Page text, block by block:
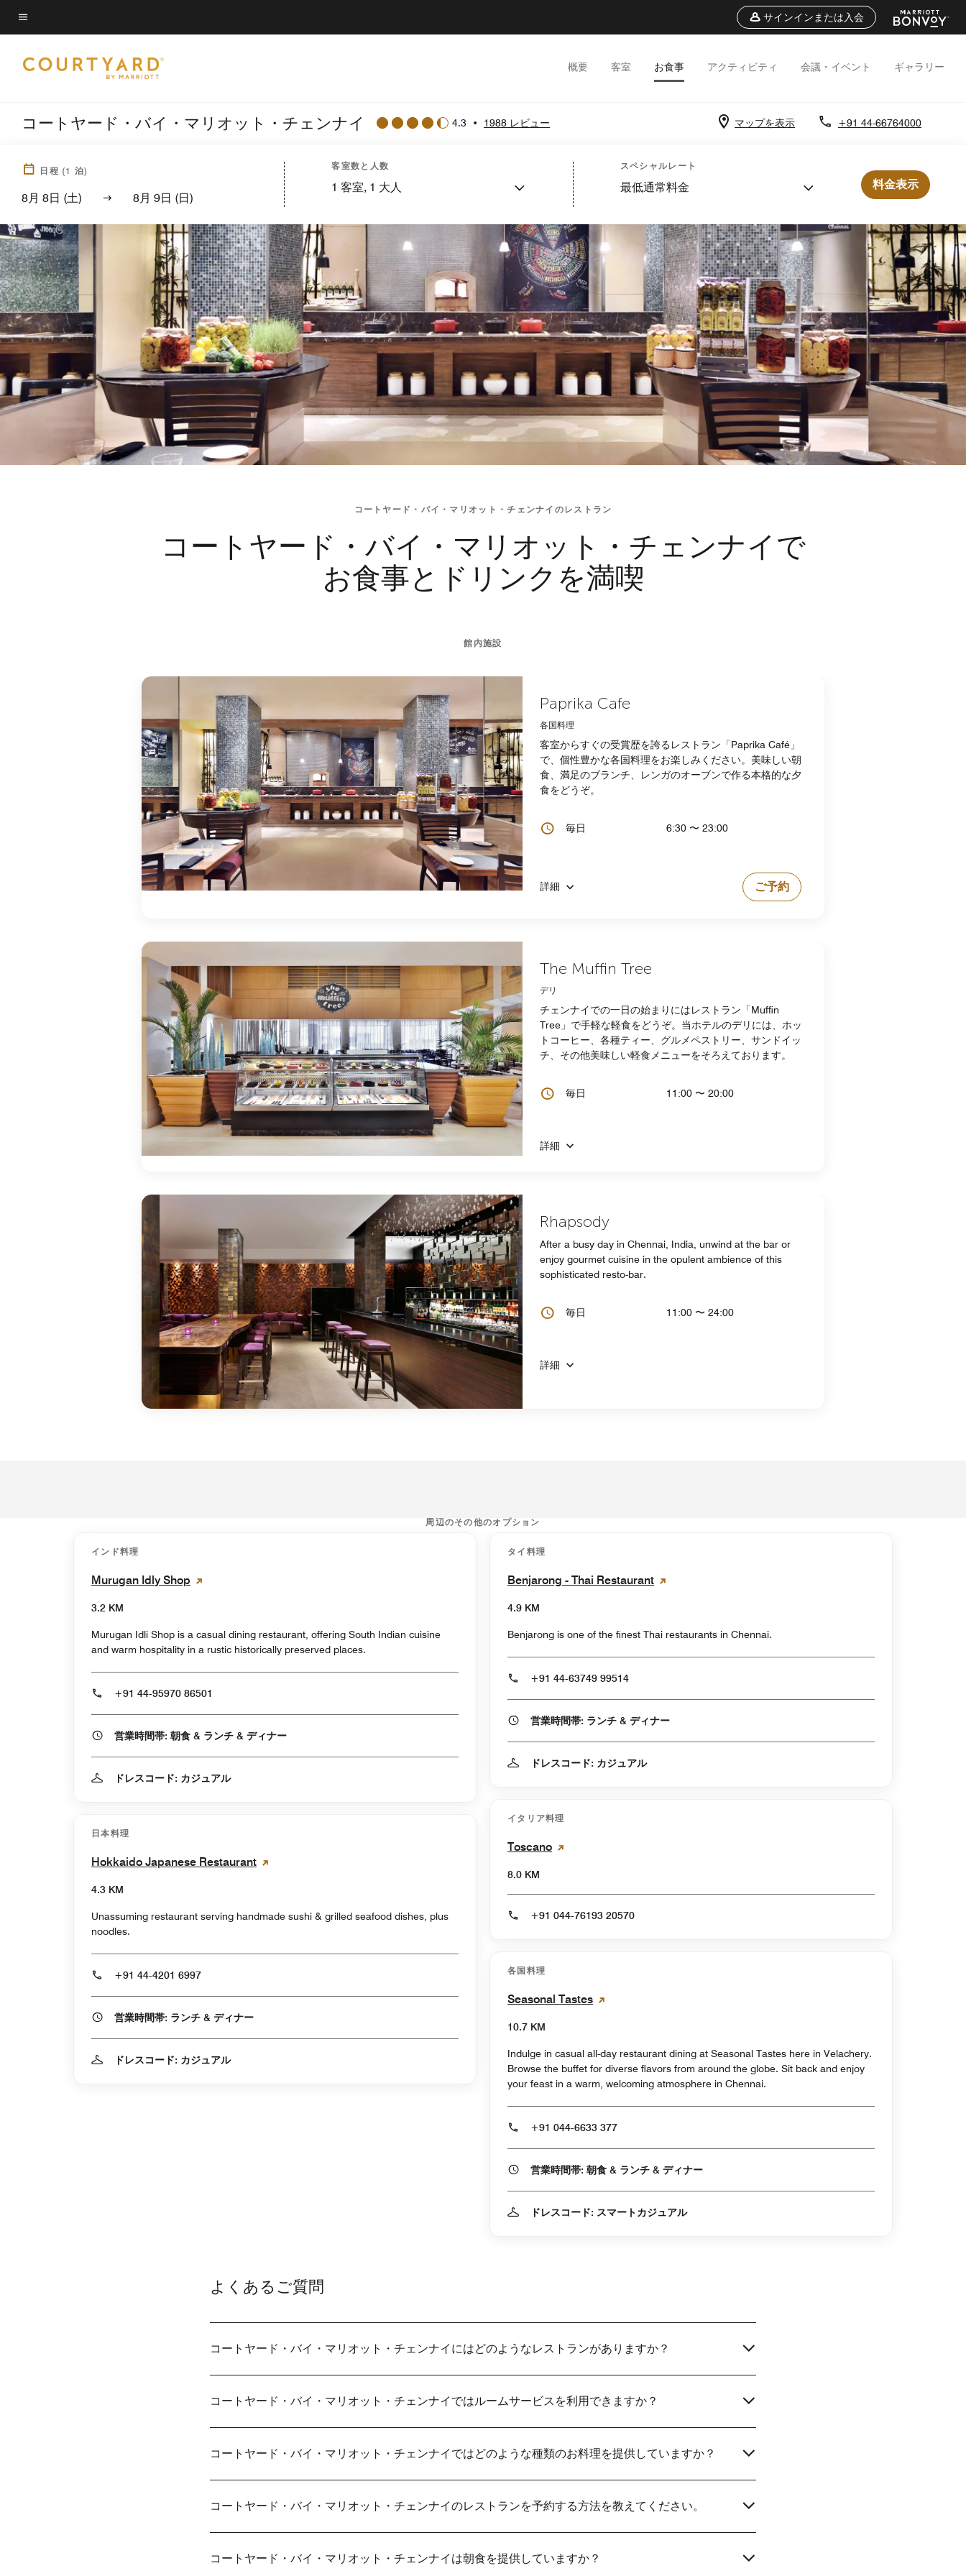
Skip
to
content
メニューのテキスト
サインインまたは入会
概要 客室 お食事 アクティビティ 会議・イベント ギャラリー
コートヤード・バイ・マリオット・チェンナイ 4.3 • 1988 レビュー マップを表示 +91 44-66764000
日程 (1 泊)
8月 8日 (土) 8月 9日 (日)
客室数と人数
1 客室, 1 大人
スペシャルレート
最低通常料金 料金表示
コートヤード・バイ・マリオット・チェンナイのレストラン
コートヤード・バイ・マリオット・チェンナイで
お食事とドリンクを満喫
館内施設
Paprika Cafe
各国料理
客室からすぐの受賞歴を誇るレストラン「Paprika Café」
で、個性豊かな各国料理をお楽しみください。美味しい朝
食、満足のブランチ、レンガのオーブンで作る本格的な夕
食をどうぞ。
毎日 6:30 〜 23:00
詳細 ご予約
The Muffin Tree
デリ
チェンナイでの一日の始まりにはレストラン「Muffin
Tree」で手軽な軽食をどうぞ。当ホテルのデリには、ホッ
トコーヒー、各種ティー、グルメペストリー、サンドイッ
チ、その他美味しい軽食メニューをそろえております。
毎日 11:00 〜 20:00
詳細
Rhapsody
After a busy day in Chennai, India, unwind at the bar or
enjoy gourmet cuisine in the opulent ambience of this
sophisticated resto-bar.
毎日 11:00 〜 24:00
詳細
周辺のその他のオプション
インド料理
Murugan Idly Shop
3.2 KM
Murugan Idli Shop is a casual dining restaurant, offering South Indian cuisine
and warm hospitality in a rustic historically preserved places.
+91 44-95970 86501
営業時間帯: 朝食 & ランチ & ディナー
ドレスコード: カジュアル
日本料理
Hokkaido Japanese Restaurant
4.3 KM
Unassuming restaurant serving handmade sushi & grilled seafood dishes, plus
noodles.
+91 44-4201 6997
営業時間帯: ランチ & ディナー
ドレスコード: カジュアル
タイ料理
Benjarong - Thai Restaurant
4.9 KM
Benjarong is one of the finest Thai restaurants in Chennai.
+91 44-63749 99514
営業時間帯: ランチ & ディナー
ドレスコード: カジュアル
イタリア料理
Toscano
8.0 KM
+91 044-76193 20570
各国料理
Seasonal Tastes
10.7 KM
Indulge in casual all-day restaurant dining at Seasonal Tastes here in Velachery.
Browse the buffet for diverse flavors from around the globe. Sit back and enjoy
your feast in a warm, welcoming atmosphere in Chennai.
+91 044-6633 377
営業時間帯: 朝食 & ランチ & ディナー
ドレスコード: スマートカジュアル
よくあるご質問
コートヤード・バイ・マリオット・チェンナイにはどのようなレストランがありますか？
コートヤード・バイ・マリオット・チェンナイではルームサービスを利用できますか？
コートヤード・バイ・マリオット・チェンナイではどのような種類のお料理を提供していますか？
コートヤード・バイ・マリオット・チェンナイのレストランを予約する方法を教えてください。
コートヤード・バイ・マリオット・チェンナイは朝食を提供していますか？